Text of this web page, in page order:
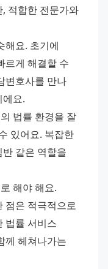
적합한 전문가와
해요. 초기에
르게 해결할 수
변호사를 만나
요.
법률 환경을 잘
있어요. 복잡한
같은 역할을
해야 해요.
점은 적극적으로
법률 서비스
께 헤쳐나가는